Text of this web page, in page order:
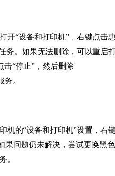
开“设备和打印机”，右键点击
务。如果无法删除，可以重启
击“停止”，然后删除
务。
机的“设备和打印机”设置，右
果问题仍未解决，尝试更换黑
。